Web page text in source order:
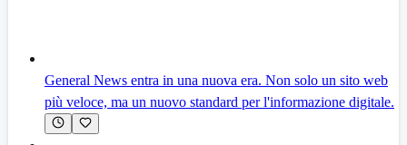
General News entra in una nuova era. Non solo un sito web
più veloce, ma un nuovo standard per l'informazione digitale.